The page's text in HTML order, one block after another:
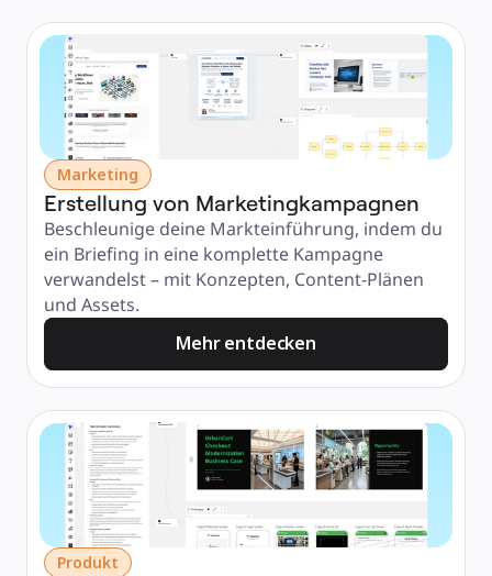
Marketing
Erstellung von Marketingkampagnen
Beschleunige deine Markteinführung, indem du
ein Briefing in eine komplette Kampagne
verwandelst – mit Konzepten, Content-Plänen
und Assets.
Mehr entdecken
Produkt